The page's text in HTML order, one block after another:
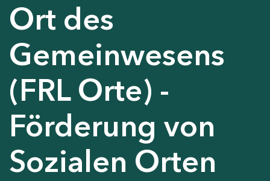
Ort des
Gemeinwesens
(FRL Orte) -
Förderung von
Sozialen Orten